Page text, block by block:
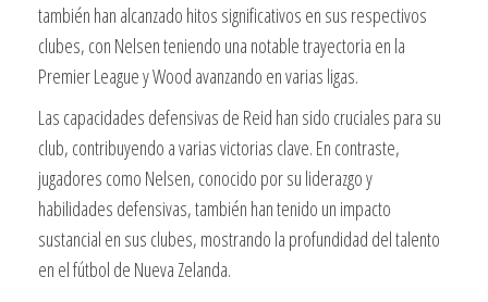
también han alcanzado hitos significativos en sus respectivos
clubes, con Nelsen teniendo una notable trayectoria en la
Premier League y Wood avanzando en varias ligas.
Las capacidades defensivas de Reid han sido cruciales para su
club, contribuyendo a varias victorias clave. En contraste,
jugadores como Nelsen, conocido por su liderazgo y
habilidades defensivas, también han tenido un impacto
sustancial en sus clubes, mostrando la profundidad del talento
en el fútbol de Nueva Zelanda.